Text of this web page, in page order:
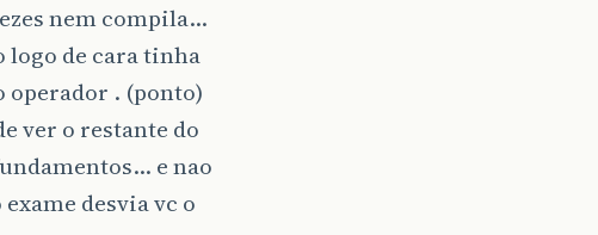
nem compila…
logo de cara tinha
operador . (ponto)
ver o restante do
e nao
desvia vc o